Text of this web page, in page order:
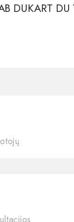
DUKART DU